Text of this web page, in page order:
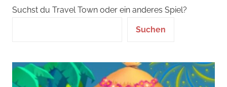
Suchst du Travel Town oder ein anderes Spiel?
Suchen